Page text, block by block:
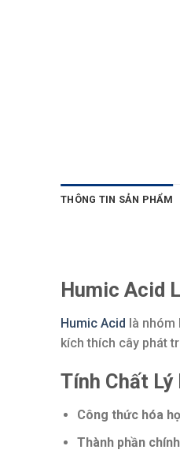
THÔNG TIN SẢN PHẨM
Humic Acid
Humic Acid là nhóm
kích thích cây phát
Tính Chất Lý
Công thức hóa
Thành phần chính